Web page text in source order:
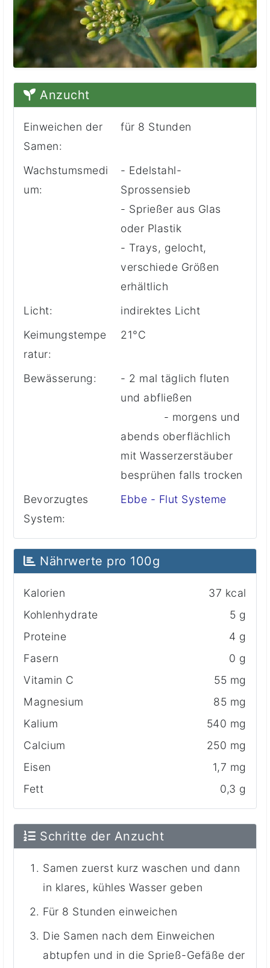
Anzucht
Einweichen der
Samen:
für 8 Stunden
Wachstumsmedi
um:
- Edelstahl-
Sprossensieb
- Sprießer aus Glas
oder Plastik
- Trays, gelocht,
verschiede Größen
erhältlich
Licht:
indirektes Licht
Keimungstempe
ratur:
21°C
Bewässerung:
- 2 mal täglich fluten
und abfließen
- morgens und
abends oberflächlich
mit Wasserzerstäuber
besprühen falls trocken
Bevorzugtes
System:
Ebbe - Flut Systeme
Nährwerte pro 100g
Kalorien
37 kcal
Kohlenhydrate
5 g
Proteine
4 g
Fasern
0 g
Vitamin C
55 mg
Magnesium
85 mg
Kalium
540 mg
Calcium
250 mg
Eisen
1,7 mg
Fett
0,3 g
Schritte der Anzucht
Samen zuerst kurz waschen und dann
in klares, kühles Wasser geben
Für 8 Stunden einweichen
Die Samen nach dem Einweichen
abtupfen und in die Sprieß-Gefäße der